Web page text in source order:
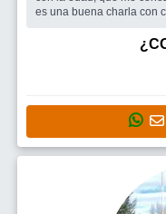
es una buena charla con